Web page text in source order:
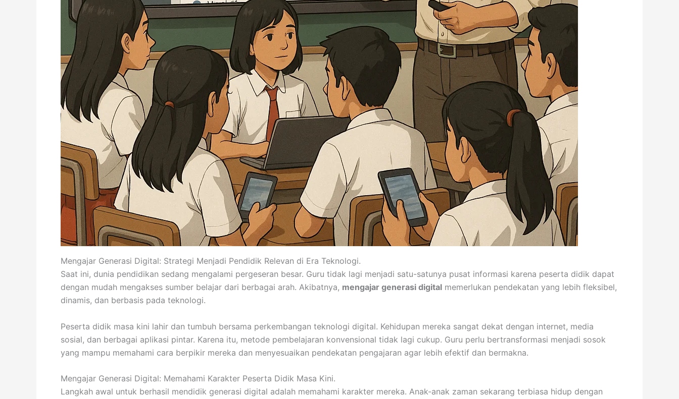
Mengajar Generasi Digital: Strategi Menjadi Pendidik Relevan di Era Teknologi.
Saat ini, dunia pendidikan sedang mengalami pergeseran besar. Guru tidak lagi menjadi satu-satunya pusat informasi karena peserta didik dapat
dengan mudah mengakses sumber belajar dari berbagai arah. Akibatnya, mengajar generasi digital memerlukan pendekatan yang lebih fleksibel,
dinamis, dan berbasis pada teknologi.
Peserta didik masa kini lahir dan tumbuh bersama perkembangan teknologi digital. Kehidupan mereka sangat dekat dengan internet, media
sosial, dan berbagai aplikasi pintar. Karena itu, metode pembelajaran konvensional tidak lagi cukup. Guru perlu bertransformasi menjadi sosok
yang mampu memahami cara berpikir mereka dan menyesuaikan pendekatan pengajaran agar lebih efektif dan bermakna.
Mengajar Generasi Digital: Memahami Karakter Peserta Didik Masa Kini.
Langkah awal untuk berhasil mendidik generasi digital adalah memahami karakter mereka. Anak-anak zaman sekarang terbiasa hidup dengan